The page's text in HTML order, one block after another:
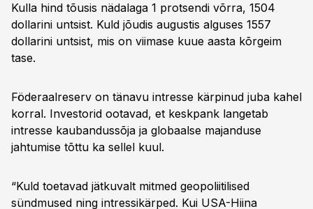
Kulla hind tõusis nädalaga 1 protsendi võrra, 1504
dollarini untsist. Kuld jõudis augustis alguses 1557
dollarini untsist, mis on viimase kuue aasta kõrgeim
tase.
Föderaalreserv on tänavu intresse kärpinud juba kahel
korral. Investorid ootavad, et keskpank langetab
intresse kaubandussõja ja globaalse majanduse
jahtumise tõttu ka sellel kuul.
“Kuld toetavad jätkuvalt mitmed geopoliitilised
sündmused ning intressikärped. Kui USA-Hiina